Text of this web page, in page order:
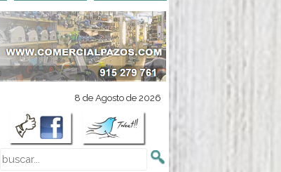
8 de Agosto de 2026